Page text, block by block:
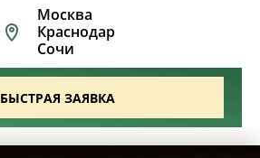
Москва
Краснодар
Сочи
БЫСТРАЯ ЗАЯВКА